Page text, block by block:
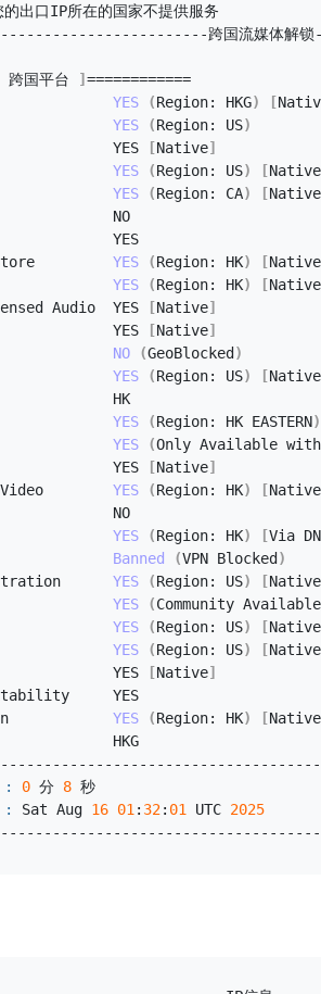
出口IP所在的国家不提供服务
跨国流媒体
跨国平台 ] ============
YES (Region: HKG) [
YES (Region: US)
YES
[Native]
YES (Region: US) [Native
YES (Region: CA) [Native
NO
YES
Store YES (Region: HK) [Native
YES (Region: HK) [Native
Audio  YES
[Native]
YES
[Native]
NO (GeoBlocked )
YES (Region: US) [Native
HK
YES (Region: HK EASTERN)
YES (Only Available with
YES
[Native]
Video YES (Region: HK) [Native
NO
YES (Region: HK) [Via
Banned (VPN Blocked )
YES (Region: US) [Native
Store YES (Community Available
YES (Region: US) [Native
YES (Region: US) [Native
YES
[Native]
YES
Region YES (Region: HK) [Native
HKG
: 0 分 8 秒
: Sat Aug 16 01 : 32: 01 UTC 2025